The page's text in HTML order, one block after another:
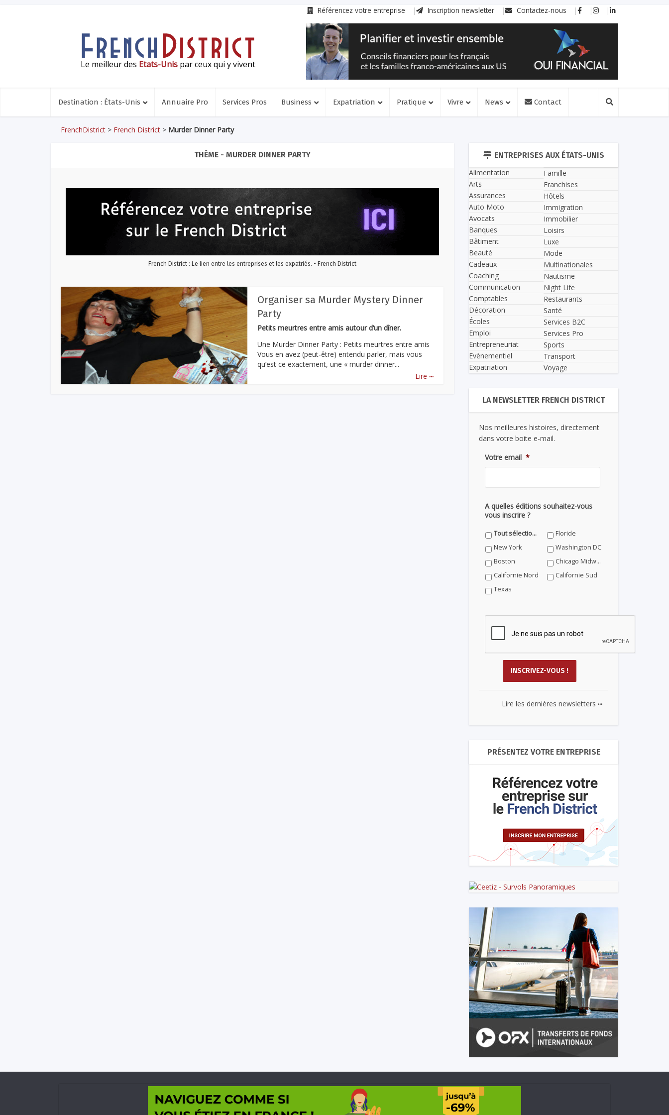
Référencez votre entreprise Inscription newsletter Contactez-nous
Le meilleur des Etats-Unis par ceux qui y vivent
Destination : États-Unis Annuaire Pro Services Pros Business Expatriation Pratique Vivre News Contact
FrenchDistrict > French District > Murder Dinner Party
THÈME - MURDER DINNER PARTY
French District : Le lien entre les entreprises et les expatriés. - French District
Organiser sa Murder Mystery Dinner
Party
Petits meurtres entre amis autour d’un dîner.
Une Murder Dinner Party : Petits meurtres entre amis
Vous en avez (peut-être) entendu parler, mais vous
qu’est ce exactement, une « murder dinner...
Lire ...
ENTREPRISES AUX ÉTATS-UNIS
Alimentation
Arts
Assurances
Auto Moto
Avocats
Banques
Bâtiment
Beauté
Cadeaux
Coaching
Communication
Comptables
Décoration
Écoles
Emploi
Entrepreneuriat
Evènementiel
Expatriation
Famille
Franchises
Hôtels
Immigration
Immobilier
Loisirs
Luxe
Mode
Multinationales
Nautisme
Night Life
Restaurants
Santé
Services B2C
Services Pro
Sports
Transport
Voyage
LA NEWSLETTER FRENCH DISTRICT
Nos meilleures histoires, directement
dans votre boite e-mail.
Votre email *
A quelles éditions souhaitez-vous
vous inscrire ?
Tout sélectionner
Floride
New York
Washington DC
Boston
Chicago Midwest
Californie Nord
Californie Sud
Texas
Lire les dernières newsletters ...
PRÉSENTEZ VOTRE ENTREPRISE